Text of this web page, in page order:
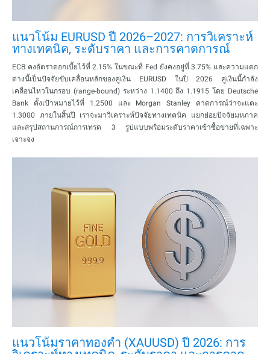
แนวโน้ม EURUSD ปี 2026–2027: การวิเคราะห์
ทางเทคนิค, ระดับราคา และการคาดการณ์
ECB คงอัตราดอกเบี้ยไว้ที่ 2.15% ในขณะที่ Fed ยังคงอยู่ที่ 3.75% และความแตก
ต่างนี้เป็นปัจจัยขับเคลื่อนหลักของคู่เงิน EURUSD ในปี 2026 คู่เงินนี้กำลัง
เคลื่อนไหวในกรอบ (range-bound) ระหว่าง 1.1400 ถึง 1.1915 โดย Deutsche
Bank ตั้งเป้าหมายไว้ที่ 1.2500 และ Morgan Stanley คาดการณ์ว่าจะแตะ
1.3000 ภายในสิ้นปี เราจะมาวิเคราะห์ปัจจัยทางเทคนิค แยกย่อยปัจจัยมหภาค
และสรุปสถานการณ์การเทรด 3 รูปแบบพร้อมระดับราคาเข้าซื้อขายที่เฉพาะ
เจาะจง
แนวโน้มราคาทองคำ (XAUUSD) ปี 2026: การ